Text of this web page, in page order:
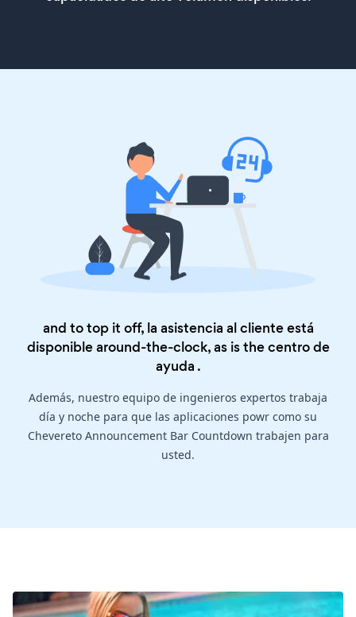
and to top it off, la asistencia al cliente está
disponible around-the-clock, as is thecentro de
ayuda .
Además, nuestro equipo de ingenieros expertos trabaja
día y noche para que las aplicaciones powr como su
Chevereto Announcement Bar Countdown trabajen para
usted.